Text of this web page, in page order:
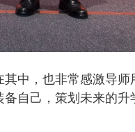
中，也非常感激导
自己，策划未来的